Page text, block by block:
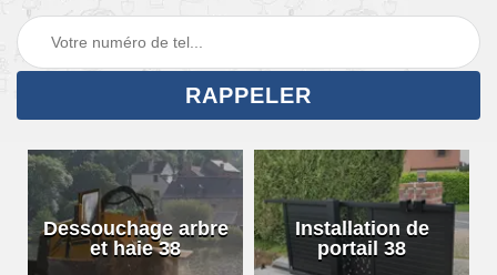
Dessouchage arbre
et haie 38
Installation de
portail 38